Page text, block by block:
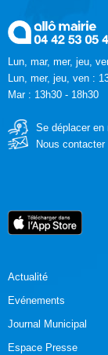
Lun, mar, mer, jeu,
Lun, mer, jeu, ven :
Mar : 13h30 - 18h30
Se déplacer en
Nous contacter
Actualité
Evénements
Journal Municipal
Espace Presse